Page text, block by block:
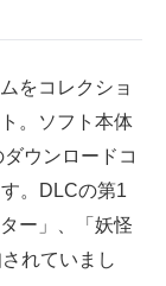
をコレクショ
。ソフト本体
ウンロードコ
。DLCの第1
ー」、「妖怪
れていまし